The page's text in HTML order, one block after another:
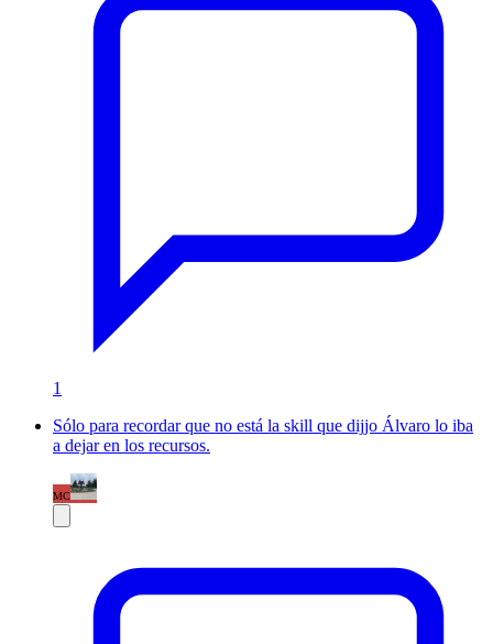
1
Sólo para recordar que no está la skill que dijjo Álvaro lo iba
a dejar en los recursos.
MC